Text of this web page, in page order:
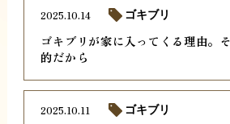
ゴキブリが家に入ってくる理由。
的だから
2025.10.14 ゴキブリ
2025.10.11 ゴキブリ